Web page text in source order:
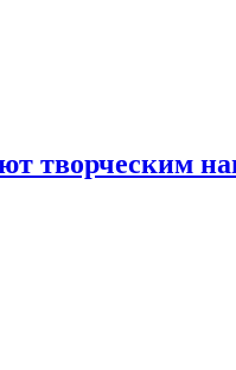
творческим